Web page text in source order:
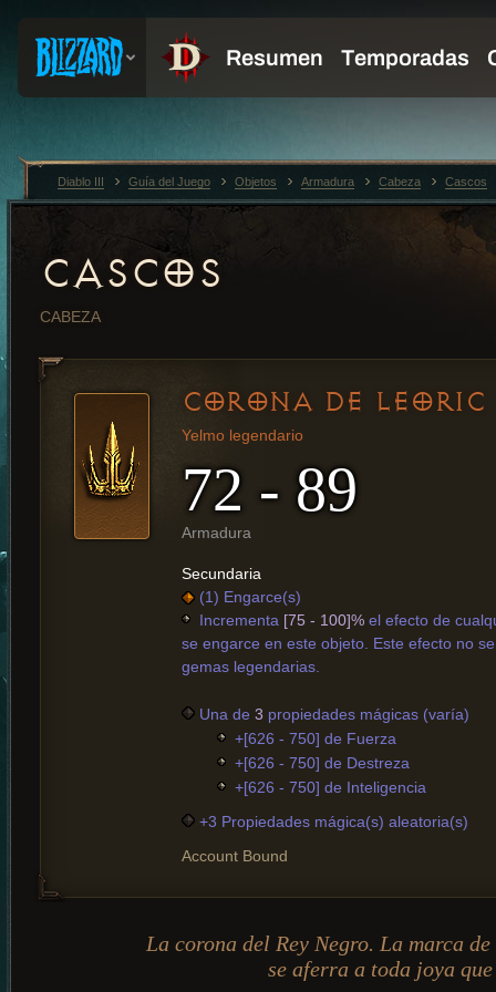
CASCOS
CABEZA
CORONA DE LEORIC
Yelmo legendario
72 - 89
Armadura
Secundaria
(1) Engarce(s)
Incrementa [75 - 100]% el efecto de
se engarce en este objeto. Este efecto no
gemas legendarias.
Una de 3 propiedades mágicas (varía)
+[626 - 750] de Fuerza
+[626 - 750] de Destreza
+[626 - 750] de Inteligencia
+3 Propiedades mágica(s) aleatoria(s)
Account Bound
La corona del Rey Negro. La marca
se aferra a toda joya
Diablo III Guía del Juego Objetos Armadura Cabeza Cascos